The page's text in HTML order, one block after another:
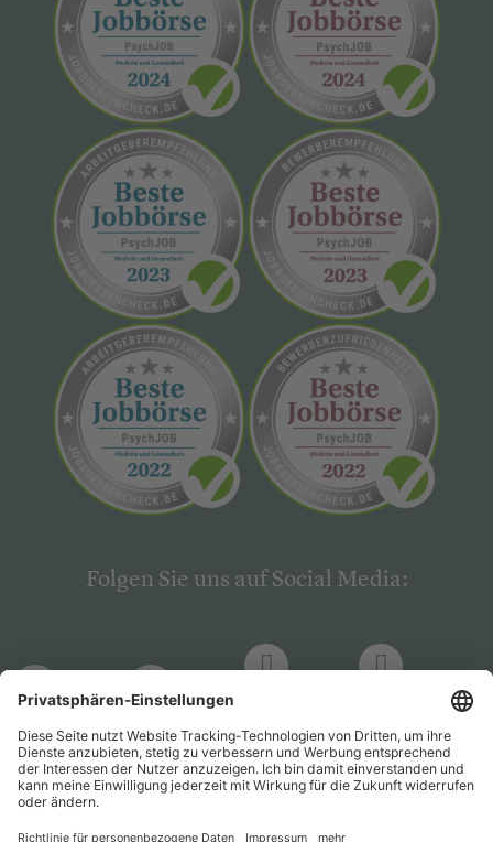
Folgen Sie uns auf Social Media:
PsychJOB PsychJOB
Hogrefe
Verlag
Hogrefe
Verlag